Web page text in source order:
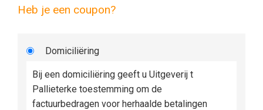
Heb je een coupon?
Domiciliëring
Bij een domiciliëring geeft u Uitgeverij t
Pallieterke toestemming om de
factuurbedragen voor herhaalde betalingen